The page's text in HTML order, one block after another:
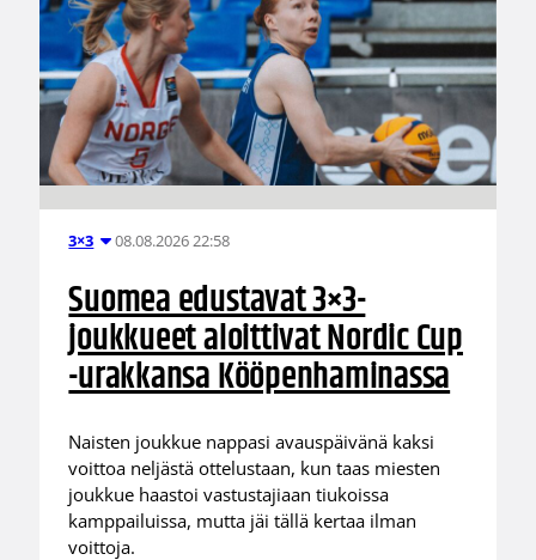
3×3 08.08.2026 22:58
Suomea edustavat 3×3-
joukkueet aloittivat Nordic Cup
-urakkansa Kööpenhaminassa
Naisten joukkue nappasi avauspäivänä kaksi
voittoa neljästä ottelustaan, kun taas miesten
joukkue haastoi vastustajiaan tiukoissa
kamppailuissa, mutta jäi tällä kertaa ilman
voittoja.